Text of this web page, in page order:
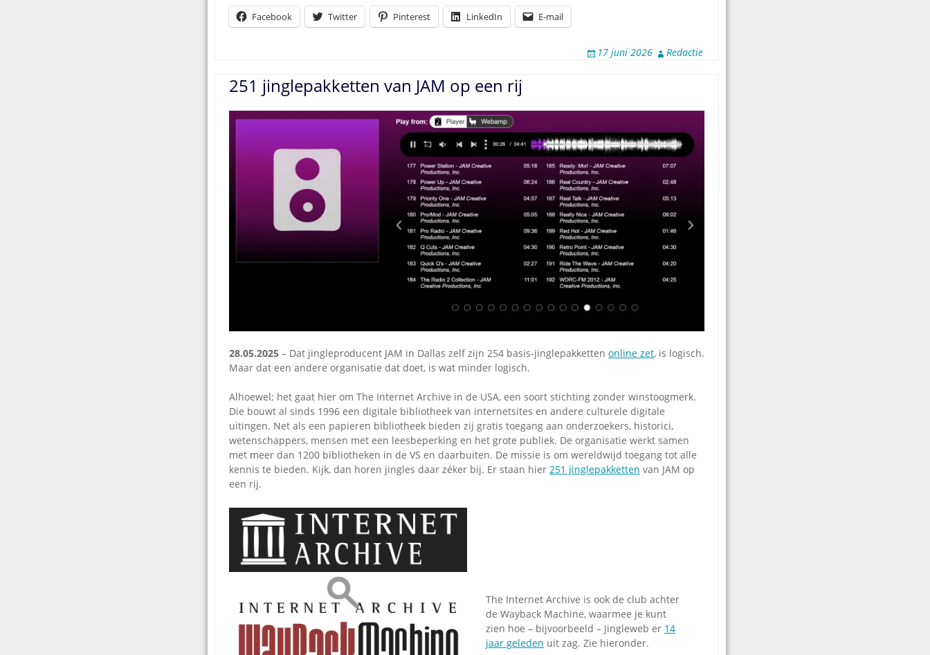
Facebook Twitter Pinterest LinkedIn E-mail
17 juni 2026 Redactie
251 jinglepakketten van JAM op een rij
28.05.2025 – Dat jingleproducent JAM in Dallas zelf zijn 254 basis-jinglepakketten online zet, is logisch.
Maar dat een andere organisatie dat doet, is wat minder logisch.
Alhoewel; het gaat hier om The Internet Archive in de USA, een soort stichting zonder winstoogmerk.
Die bouwt al sinds 1996 een digitale bibliotheek van internetsites en andere culturele digitale
uitingen. Net als een papieren bibliotheek bieden zij gratis toegang aan onderzoekers, historici,
wetenschappers, mensen met een leesbeperking en het grote publiek. De organisatie werkt samen
met meer dan 1200 bibliotheken in de VS en daarbuiten. De missie is om wereldwijd toegang tot alle
kennis te bieden. Kijk, dan horen jingles daar zéker bij. Er staan hier 251 jinglepakketten van JAM op
een rij.
The Internet Archive is ook de club achter
de Wayback Machine, waarmee je kunt
zien hoe – bijvoorbeeld – Jingleweb er 14
jaar geleden uit zag. Zie hieronder.